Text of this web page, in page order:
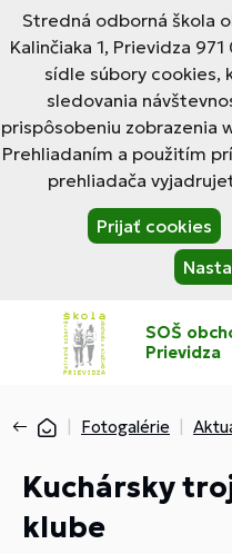
Stredná odborná škola
Kalinčiaka 1, Prievidza
sídle súbory cookies,
sledovania
prispôsobeniu zobrazenia
Prehliadaním a použitím
prehliadača
Prijať cookies
SOŠ
Prievidza
Fotogalérie
Kuchársky
klube